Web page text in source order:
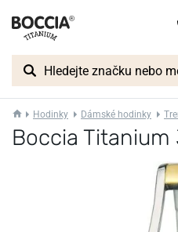
Hodinky Dámské hodinky
Boccia